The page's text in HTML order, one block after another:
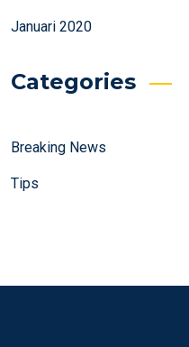
Januari 2020
Categories
Breaking News
Tips